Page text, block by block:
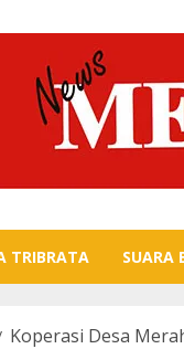
TRIBRATA SUARA
Koperasi Desa